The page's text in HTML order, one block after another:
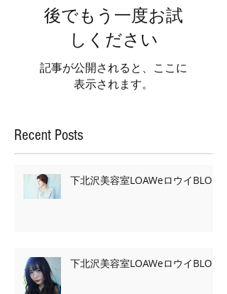
後でもう一度お試
しください
記事が公開されると、ここに
表示されます。
Recent Posts
下北沢美容室LOAWeロウイBLOG
下北沢美容室LOAWeロウイBLOG